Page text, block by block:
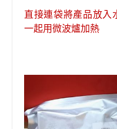
直接連袋將產品放入
一起用微波爐加熱